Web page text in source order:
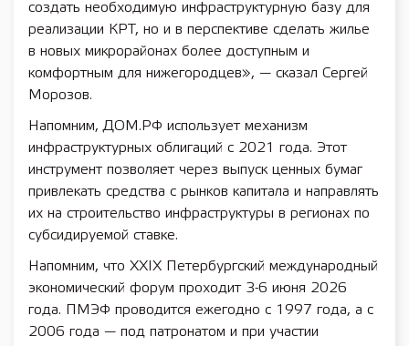
создать необходимую инфраструктурную базу для
реализации КРТ, но и в перспективе сделать жилье
в новых микрорайонах более доступным и
комфортным для нижегородцев», — сказал Сергей
Морозов.
Напомним, ДОМ.РФ использует механизм
инфраструктурных облигаций с 2021 года. Этот
инструмент позволяет через выпуск ценных бумаг
привлекать средства с рынков капитала и направлять
их на строительство инфраструктуры в регионах по
субсидируемой ставке.
Напомним, что XXIX Петербургский международный
экономический форум проходит 3-6 июня 2026
года. ПМЭФ проводится ежегодно с 1997 года, а с
2006 года — под патронатом и при участии